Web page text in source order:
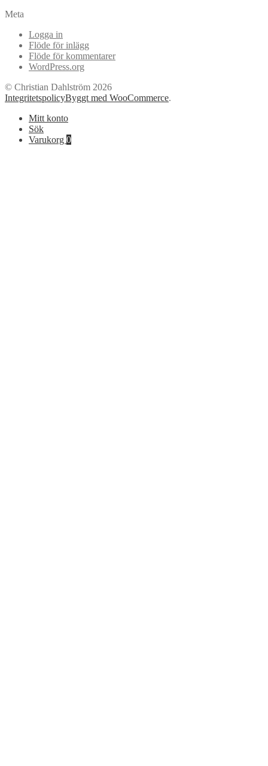
Meta
Logga in
Flöde för inlägg
Flöde för kommentarer
WordPress.org
© Christian Dahlström 2026
IntegritetspolicyByggt med WooCommerce.
Mitt konto
Sök
Varukorg 0